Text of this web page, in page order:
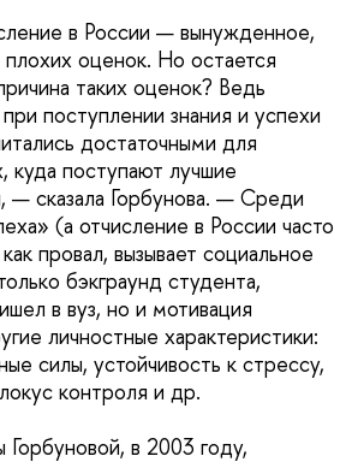
в России — вынужденное,
оценок. Но остается
таких оценок? Ведь
поступлении знания и успехи
достаточными для
куда поступают лучшие
— сказала Горбунова. — Среди
(а отчисление в России часто
провал, вызывает социальное
бэкграунд студента,
в вуз, но и мотивация
личностные характеристики:
силы, устойчивость к стрессу,
контроля и др.
в 2003 году,